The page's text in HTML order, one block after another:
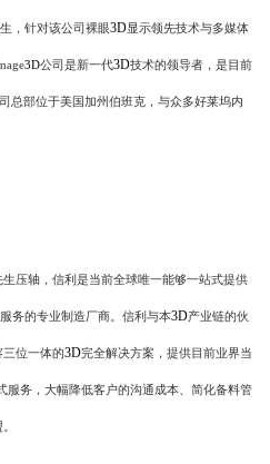
，针对该公司裸眼3D显示领先技术与多媒体
3D公司是新一代3D技术的领导者，是目前
总部位于美国加州伯班克，与众多好莱坞内
压轴，信利是当前全球唯一能够一站式提供
务的专业制造厂商。信利与本3D产业链的伙
位一体的3D完全解决方案，提供目前业界当
服务，大幅降低客户的沟通成本、简化备料管